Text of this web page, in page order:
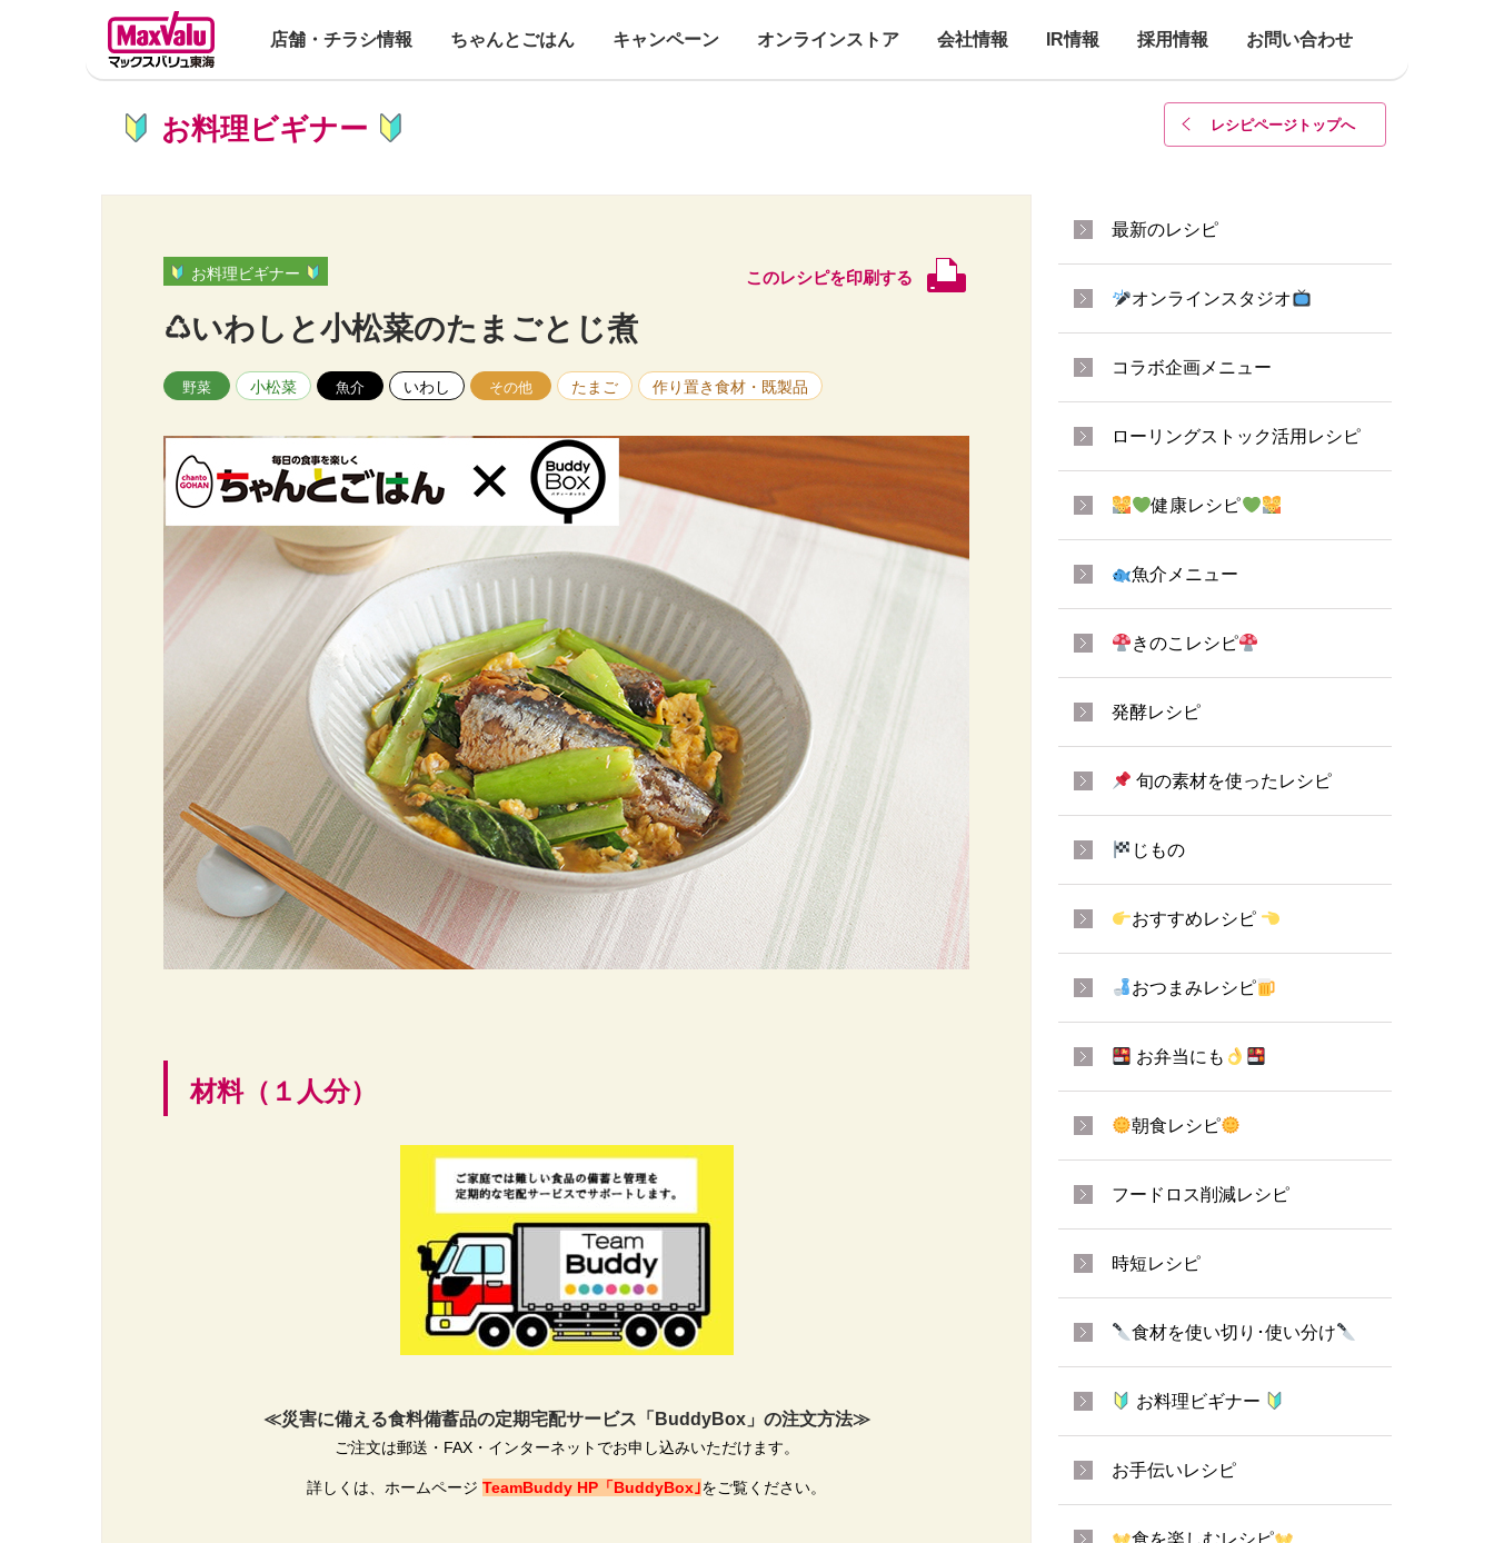
店舗・チラシ情報 ちゃんとごはん キャンペーン オンラインストア 会社情報 IR情報 採用情報 お問い合わせ
レシピページトップへ
お料理ビギナー
お料理ビギナー このレシピを印刷する
♺いわしと小松菜のたまごとじ煮
野菜 小松菜 魚介 いわし その他 たまご 作り置き食材・既製品
材料（１人分）
≪災害に備える食料備蓄品の定期宅配サービス「BuddyBox」の注文方法≫
ご注文は郵送・FAX・インターネットでお申し込みいただけます。
詳しくは、ホームページ TeamBuddy HP「BuddyBox｣をご覧ください。
最新のレシピ
オンラインスタジオ
コラボ企画メニュー
ローリングストック活用レシピ
健康レシピ
魚介メニュー
きのこレシピ
発酵レシピ
旬の素材を使ったレシピ
じもの
おすすめレシピ
おつまみレシピ
お弁当にも
朝食レシピ
フードロス削減レシピ
時短レシピ
食材を使い切り･使い分け
お料理ビギナー
お手伝いレシピ
食を楽しむレシピ